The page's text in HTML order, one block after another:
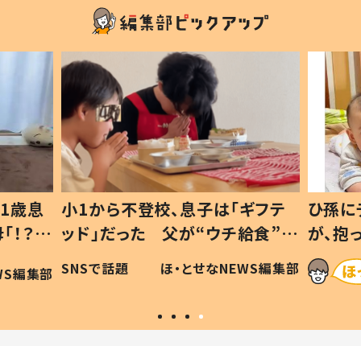
歳息
？」
編集部
小1から不登校、息子は「ギフテ
ッド」だった 父が“ウチ給食”を
作り続ける理由とは #令和の親
#令和の子
SNSで話題 ほ・とせなNEWS編集部
ひ孫
が、
「涙が
い」